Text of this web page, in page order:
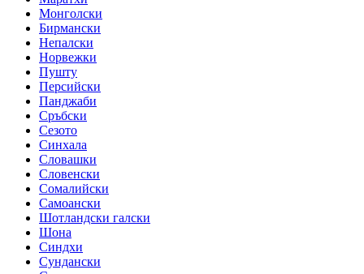
Монголски
Бирмански
Непалски
Норвежки
Пушту
Персийски
Панджаби
Сръбски
Сезото
Синхала
Словашки
Словенски
Сомалийски
Самоански
Шотландски галски
Шона
Синдхи
Сундански